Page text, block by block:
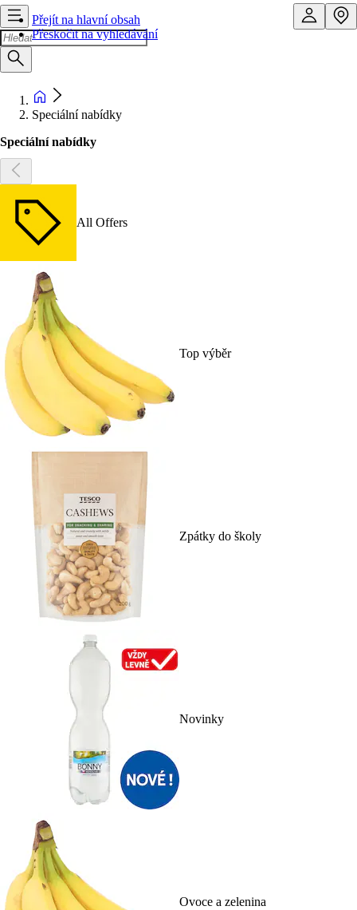
Přejít na hlavní obsah
Přeskočit na vyhledávání
Speciální nabídky
Speciální nabídky
All Offers
Top výběr
Zpátky do školy
Novinky
Ovoce a zelenina